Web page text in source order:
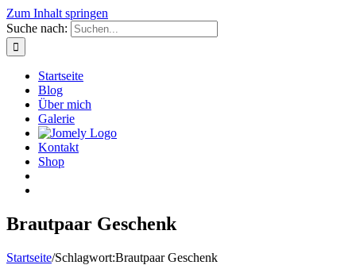
Zum Inhalt springen
Suche nach:
Startseite
Blog
Über mich
Galerie
Kontakt
Shop
Brautpaar Geschenk
Startseite/Schlagwort:Brautpaar Geschenk